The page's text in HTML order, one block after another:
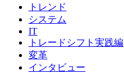
トレンド
システム
IT
トレードシフト実践編
変革
インタビュー